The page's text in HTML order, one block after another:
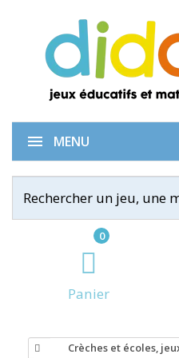
0
Panier
MENU
Crèches et écoles,